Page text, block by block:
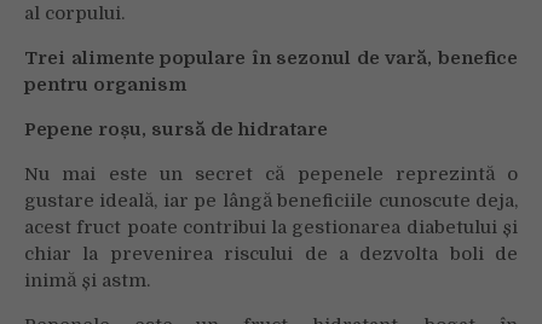
al corpului.
Trei alimente populare în sezonul de vară, benefice
pentru organism
Pepene roșu, sursă de hidratare
Nu mai este un secret că pepenele reprezintă o
gustare ideală, iar pe lângă beneficiile cunoscute deja,
acest fruct poate contribui la gestionarea diabetului și
chiar la prevenirea riscului de a dezvolta boli de
inimă și astm.